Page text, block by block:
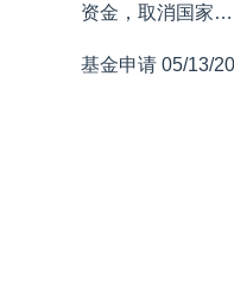
资金，取消国家…
基金申请 05/13/